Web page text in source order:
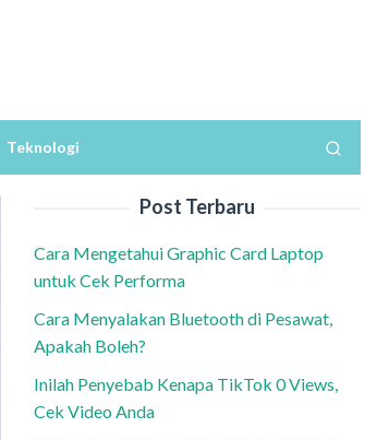
Teknologi
Post Terbaru
Cara Mengetahui Graphic Card Laptop
untuk Cek Performa
Cara Menyalakan Bluetooth di Pesawat,
Apakah Boleh?
Inilah Penyebab Kenapa TikTok 0 Views,
Cek Video Anda